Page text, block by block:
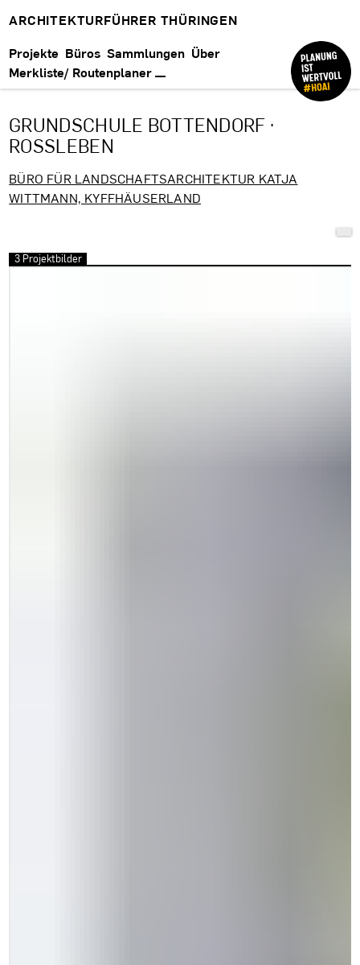
ARCHITEKTURFÜHRER THÜRINGEN
Projekte Büros Sammlungen Über
Merkliste/ Routenplaner
GRUNDSCHULE BOTTENDORF ·
ROSSLEBEN
BÜRO FÜR LANDSCHAFTSARCHITEKTUR KATJA
WITTMANN, KYFFHÄUSERLAND
3 Projektbilder